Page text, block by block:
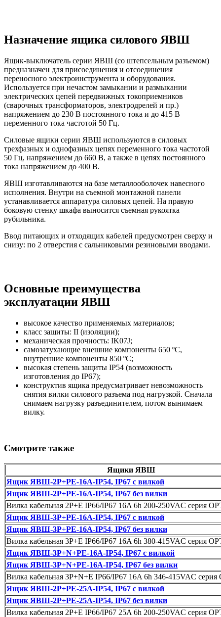
Назначение ящика силового ЯВШ
Ящик-выключатель серии ЯВШ (со штепсельным разъемом)
предназначен для присоединения и отсоединения
переносного электроинструмента и оборудования.
Используется при нечастом замыкании и размыкании
электрических цепей передвижных токоприемников
(сварочных трансформаторов, электродрелей и пр.)
напряжением до 230 В постоянного тока и до 415 В
переменного тока частотой 50 Гц.
Силовые ящики серии ЯВШ используются в силовых
трехфазных и однофазных цепях переменного тока частотой
50 Гц, напряжением до 660 В, а также в цепях постоянного
тока напряжением до 400 В.
ЯВШ изготавливаются на базе металлооболочек навесного
исполнения. Внутри на съемной монтажной панели
устанавливается аппаратура силовых цепей. На правую
боковую стенку шкафа выносится съемная рукоятка
рубильника.
Ввод питающих и отходящих кабелей предусмотрен сверху и
снизу: по 2 отверстия с сальниковыми резиновыми вводами.
Основные преимущества
эксплуатации ЯВШ
высокое качество применяемых материалов;
класс защиты: II (изоляции);
механическая прочность: IK07J;
cамозатухающие внешние компоненты 650 ºС,
внутренние компоненты 850 ºС;
высокая степень защиты IP54 (возможность
изготовления до IP67);
конструктив ящика предусматривает невозможность
снятия вилки силового разъема под нагрузкой. Сначала
снимаем нагрузку разъединителем, потом вынимаем
вилку.
Смотрите также
Ящики ЯВШ
Ящик ЯВШ-2P+PE-16А-IP54, IP67 с вилкой
Ящик ЯВШ-2P+PE-16А-IP54, IP67 без вилки
Вилка кабельная 2P+E IP66/IP67 16A 6h 200-250VAC серия
Ящик ЯВШ-3P+PE-16А-IP54, IP67 с вилкой
Ящик ЯВШ-3P+PE-16А-IP54, IP67 без вилки
Вилка кабельная 3P+E IP66/IP67 16A 6h 380-415VAC серия
Ящик ЯВШ-3P+N+PE-16А-IP54, IP67 с вилкой
Ящик ЯВШ-3P+N+PE-16А-IP54, IP67 без вилки
Вилка кабельная 3P+N+E IP66/IP67 16A 6h 346-415VAC
Ящик ЯВШ-2P+PE-25А-IP54, IP67 с вилкой
Ящик ЯВШ-2P+PE-25А-IP54, IP67 без вилки
Вилка кабельная 2P+E IP66/IP67 25A 6h 200-250VAC серия